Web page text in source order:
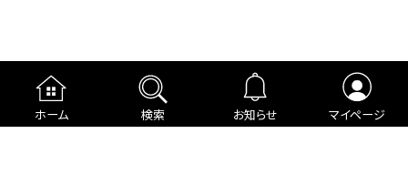
ホーム 検索 お知らせ マイページ